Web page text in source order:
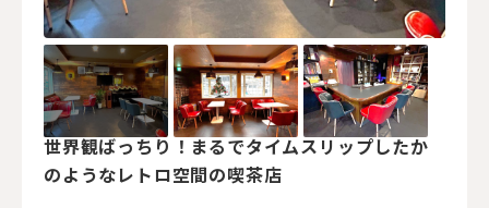
世界観ばっちり！まるでタイムスリップしたか
のようなレトロ空間の喫茶店